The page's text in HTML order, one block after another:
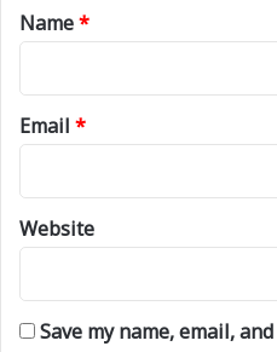
*
Name*
Email *
Website
Save my name, email,